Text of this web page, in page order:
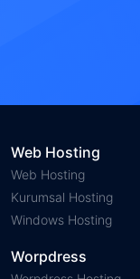
Web Hosting
Web Hosting
Kurumsal Hosting
Windows Hosting
Worpdress